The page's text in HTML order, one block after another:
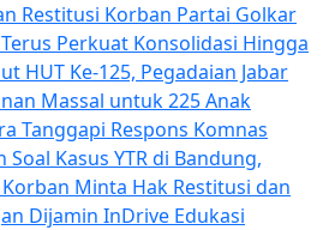
Restitusi Korban Partai Golkar
Perkuat Konsolidasi Hingga
HUT Ke-125, Pegadaian Jabar
Massal untuk 225 Anak
Tanggapi Respons Komnas
Soal Kasus YTR di Bandung,
Minta Hak Restitusi dan
Dijamin InDrive Edukasi